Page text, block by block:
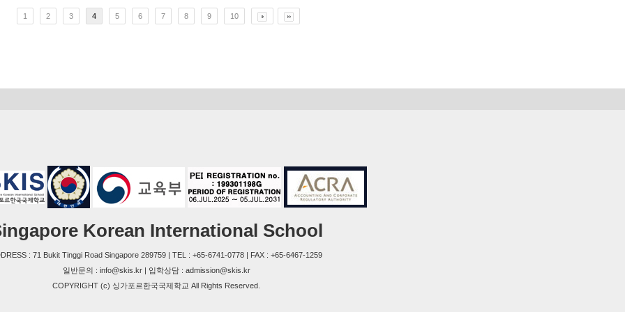
1 2 3 4 5 6 7 8 9 10
Korean International School
: 71 Bukit Tinggi Road Singapore 289759 | TEL : +65-6741-0778 | FAX : +65-6467-1259
일반문의 : info@skis.kr | 입학상담 : admission@skis.kr
COPYRIGHT (c) 싱가포르한국국제학교 All Rights Reserved.